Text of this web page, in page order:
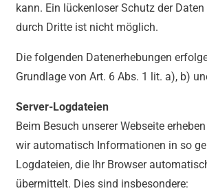
kann. Ein lückenloser Schutz der
durch Dritte ist nicht möglich.
Die folgenden Datenerhebungen
Grundlage von Art. 6 Abs. 1 lit. a), b)
Server-Logdateien
Beim Besuch unserer Webseite
wir automatisch Informationen in so
Logdateien, die Ihr Browser
übermittelt. Dies sind insbesondere: